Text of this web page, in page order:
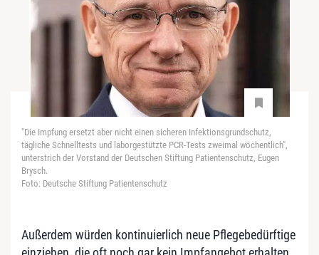
"Die Impfung ersetzt aber nicht einen sicheren Infektionsgrundschutz,
tägliche Schnelltests und laborgestützte PCR-Tests zweimal wöchentlich",
unterstrich der Vorstand der Deutschen Stiftung Patientenschutz, Eugen
Brysch.
Foto: Deutsche Stiftung Patientenschutz
Außerdem würden kontinuierlich neue Pflegebedürftige